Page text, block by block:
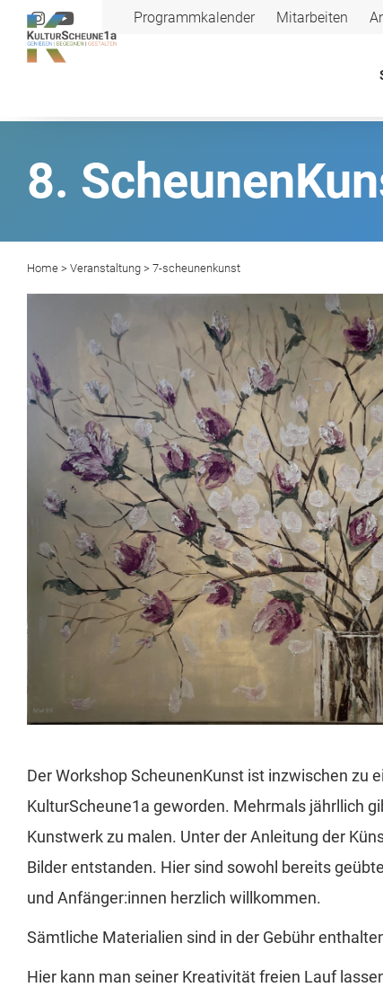
Programmkalender Mitarbeiten
8.
Home > Veranstaltung > 7-scheunenkunst
Der Workshop ScheunenKunst ist inzwischen zu
KulturScheune1a geworden. Mehrmals jährllich
Kunstwerk zu malen. Unter der Anleitung der
Bilder entstanden. Hier sind sowohl bereits
und Anfänger:innen herzlich willkommen.
Sämtliche Materialien sind in der Gebühr
Hier kann man seiner Kreativität freien Lauf